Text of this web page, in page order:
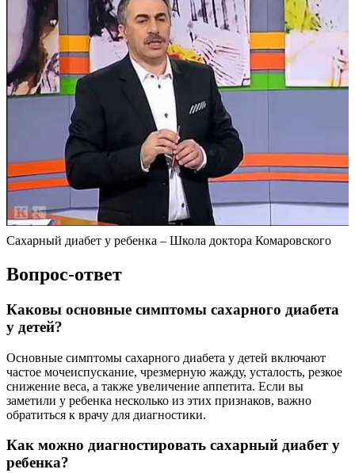
Сахарный диабет у ребенка – Школа доктора Комаровского
Вопрос-ответ
Каковы основные симптомы сахарного диабета
у детей?
Основные симптомы сахарного диабета у детей включают
частое мочеиспускание, чрезмерную жажду, усталость, резкое
снижение веса, а также увеличение аппетита. Если вы
заметили у ребенка несколько из этих признаков, важно
обратиться к врачу для диагностики.
Как можно диагностировать сахарный диабет у
ребенка?